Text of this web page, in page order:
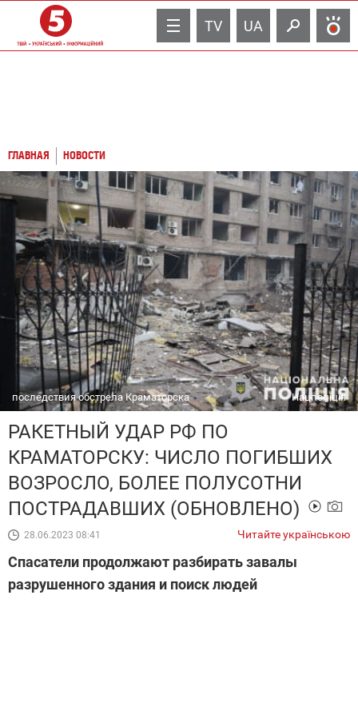
TV UA
ГЛАВНАЯ НОВОСТИ
последствия обстрела Краматорска Нацполіція
РАКЕТНЫЙ УДАР РФ ПО
КРАМАТОРСКУ: ЧИСЛО ПОГИБШИХ
ВОЗРОСЛО, БОЛЕЕ ПОЛУСОТНИ
ПОСТРАДАВШИХ (ОБНОВЛЕНО)
28.06.2023 08:41 Читайте українською
Спасатели продолжают разбирать завалы
разрушенного здания и поиск людей